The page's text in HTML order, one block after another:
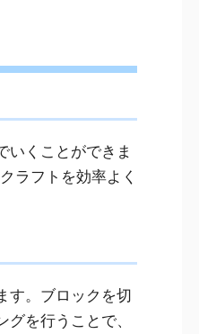
いくことができま
ラフトを効率よく
す。ブロックを切
を行うことで、